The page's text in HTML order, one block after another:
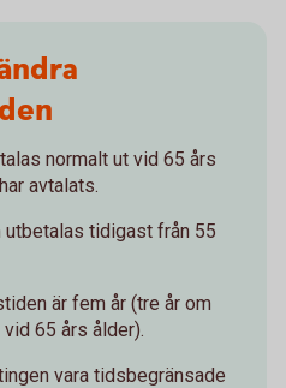
normalt ut vid 65 års
avtalats.
tidigast från 55
är fem år (tre år om
65 års ålder).
vara tidsbegränsade